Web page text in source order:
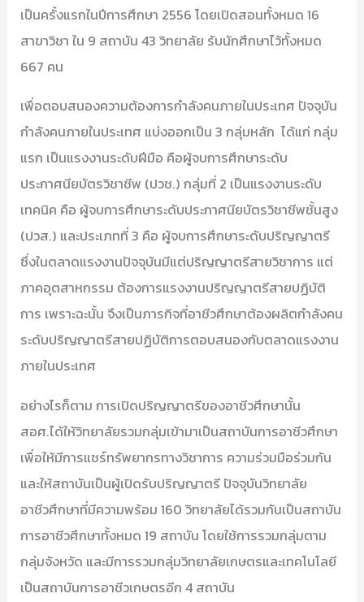
เป็นครั้งแรกในปีการศึกษา 2556 โดยเปิดสอนทั้งหมด 16
สาขาวิชา ใน 9 สถาบัน 43 วิทยาลัย รับนักศึกษาไว้ทั้งหมด
667 คน
เพื่อตอบสนองความต้องการกำลังคนภายในประเทศ ปัจจุบัน
กำลังคนภายในประเทศ แบ่งออกเป็น 3 กลุ่มหลัก ได้แก่ กลุ่ม
แรก เป็นแรงงานระดับฝีมือ คือผู้จบการศึกษาระดับ
ประกาศนียบัตรวิชาชีพ (ปวช.) กลุ่มที่ 2 เป็นแรงงานระดับ
เทคนิค คือ ผู้จบการศึกษาระดับประกาศนียบัตรวิชาชีพชั้นสูง
(ปวส.) และประเภทที่ 3 คือ ผู้จบการศึกษาระดับปริญญาตรี
ซึ่งในตลาดแรงงานปัจจุบันมีแต่ปริญญาตรีสายวิชาการ แต่
ภาคอุตสาหกรรม ต้องการแรงงานปริญญาตรีสายปฏิบัติ
การ เพราะฉะนั้น จึงเป็นภารกิจที่อาชีวศึกษาต้องผลิตกำลังคน
ระดับปริญญาตรีสายปฏิบัติการตอบสนองกับตลาดแรงงาน
ภายในประเทศ
อย่างไรก็ตาม การเปิดปริญญาตรีของอาชีวศึกษานั้น
สอศ.ได้ให้วิทยาลัยรวมกลุ่มเข้ามาเป็นสถาบันการอาชีวศึกษา
เพื่อให้มีการแชร์ทรัพยากรทางวิชาการ ความร่วมมือร่วมกัน
และให้สถาบันเป็นผู้เปิดรับปริญญาตรี ปัจจุบันวิทยาลัย
อาชีวศึกษาที่มีความพร้อม 160 วิทยาลัยได้รวมกันเป็นสถาบัน
การอาชีวศึกษาทั้งหมด 19 สถาบัน โดยใช้การรวมกลุ่มตาม
กลุ่มจังหวัด และมีการรวมกลุ่มวิทยาลัยเกษตรและเทคโนโลยี
เป็นสถาบันการอาชีวเกษตรอีก 4 สถาบัน